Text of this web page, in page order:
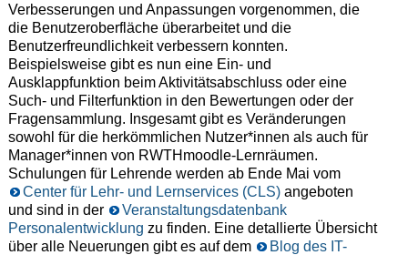
Verbesserungen und Anpassungen vorgenommen, die
die Benutzeroberfläche überarbeitet und die
Benutzerfreundlichkeit verbessern konnten.
Beispielsweise gibt es nun eine Ein- und
Ausklappfunktion beim Aktivitätsabschluss oder eine
Such- und Filterfunktion in den Bewertungen oder der
Fragensammlung. Insgesamt gibt es Veränderungen
sowohl für die herkömmlichen Nutzer*innen als auch für
Manager*innen von RWTHmoodle-Lernräumen.
Schulungen für Lehrende werden ab Ende Mai vom
Center für Lehr- und Lernservices (CLS)angeboten
und sind in der
Veranstaltungsdatenbank
Personalentwicklung zu finden. Eine detallierte Übersicht
über alle Neuerungen gibt es auf dem
Blog des IT-